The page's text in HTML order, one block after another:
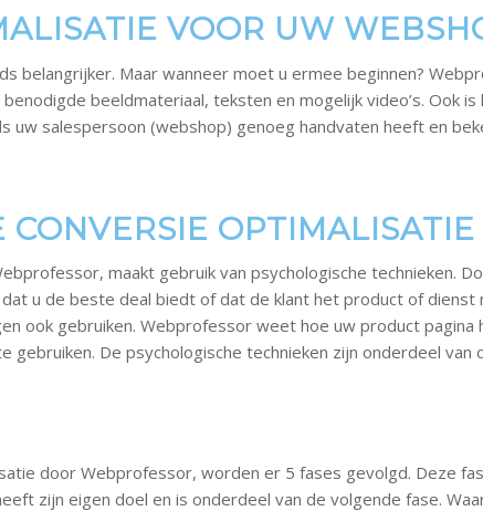
VOOR UW
belangrijker. Maar wanneer moet u ermee beginnen?
beeldmateriaal, teksten en mogelijk video’s. Ook
salespersoon (webshop) genoeg handvaten heeft en
CONVERSIE
maakt gebruik van psychologische technieken.
u de beste deal biedt of dat de klant het product of
ook gebruiken. Webprofessor weet hoe uw product
gebruiken. De psychologische technieken zijn onderdeel
door Webprofessor, worden er 5 fases gevolgd. Deze
zijn eigen doel en is onderdeel van de volgende fase.